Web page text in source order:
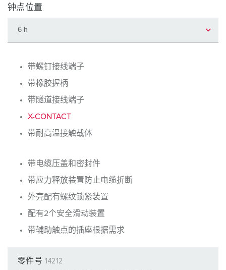
钟点位置
带螺钉接线端子
带橡胶握柄
带隧道接线端子
X-CONTACT
带耐高温接触载体
带电缆压盖和密封件
带应力释放装置防止电缆折断
外壳配有螺纹锁紧装置
配有2个安全滑动装置
带辅助触点的插座根据需求
零件号 14212